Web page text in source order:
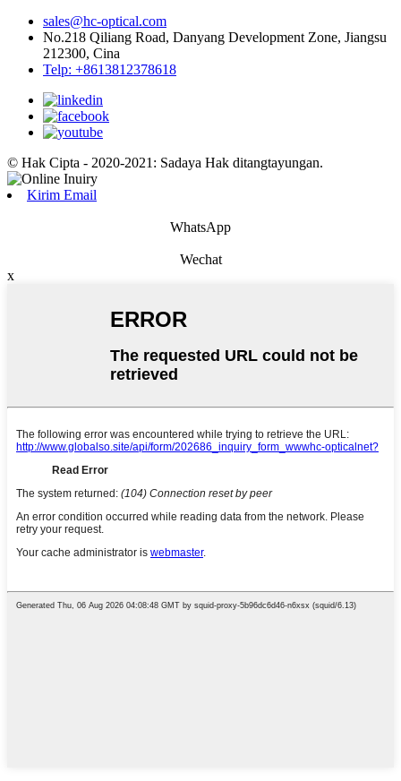
sales@hc-optical.com
No.218 Qiliang Road, Danyang Development Zone, Jiangsu
212300, Cina
Telp: +8613812378618
© Hak Cipta - 2020-2021: Sadaya Hak ditangtayungan.
Kirim Email
WhatsApp
Wechat
x